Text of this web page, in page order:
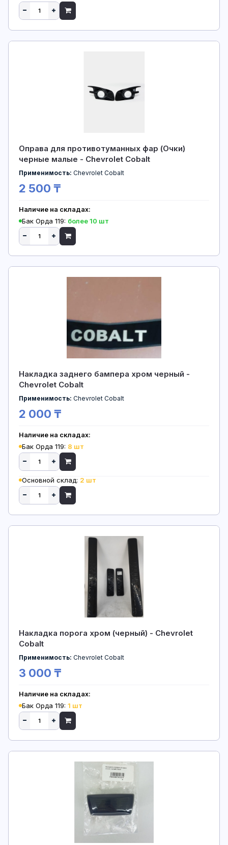
Оправа для противотуманных фар (Очки)
черные малые - Chevrolet Cobalt
Применимость: Chevrolet Cobalt
2 500 ₸
Наличие на складах:
Бак Орда 119: более 10 шт
Накладка заднего бампера хром черный -
Chevrolet Cobalt
Применимость: Chevrolet Cobalt
2 000 ₸
Наличие на складах:
Бак Орда 119: 8 шт
Основной склад: 2 шт
Накладка порога хром (черный) - Chevrolet
Cobalt
Применимость: Chevrolet Cobalt
3 000 ₸
Наличие на складах:
Бак Орда 119: 1 шт